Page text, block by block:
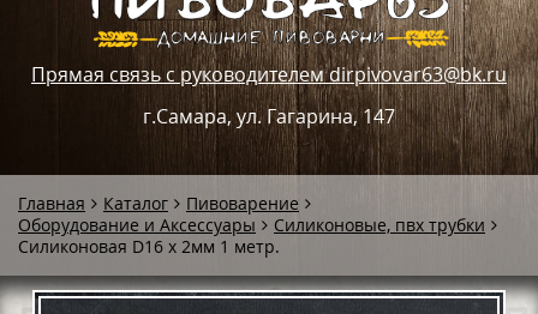
Прямая связь с руководителем dirpivovar63@bk.ru
г.Самара, ул. Гагарина, 147
Главная Каталог
Пивоварение
Оборудование и Аксессуары
Силиконовые, пвх трубки
Силиконовая D16 x 2мм 1 метр.